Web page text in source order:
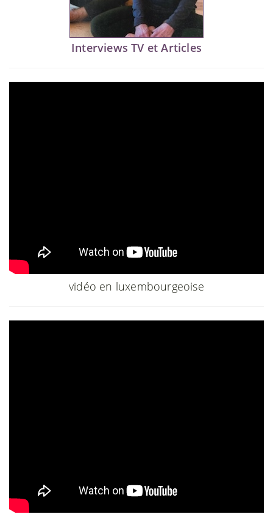
Interviews TV et Articles
vidéo en luxembourgeoise